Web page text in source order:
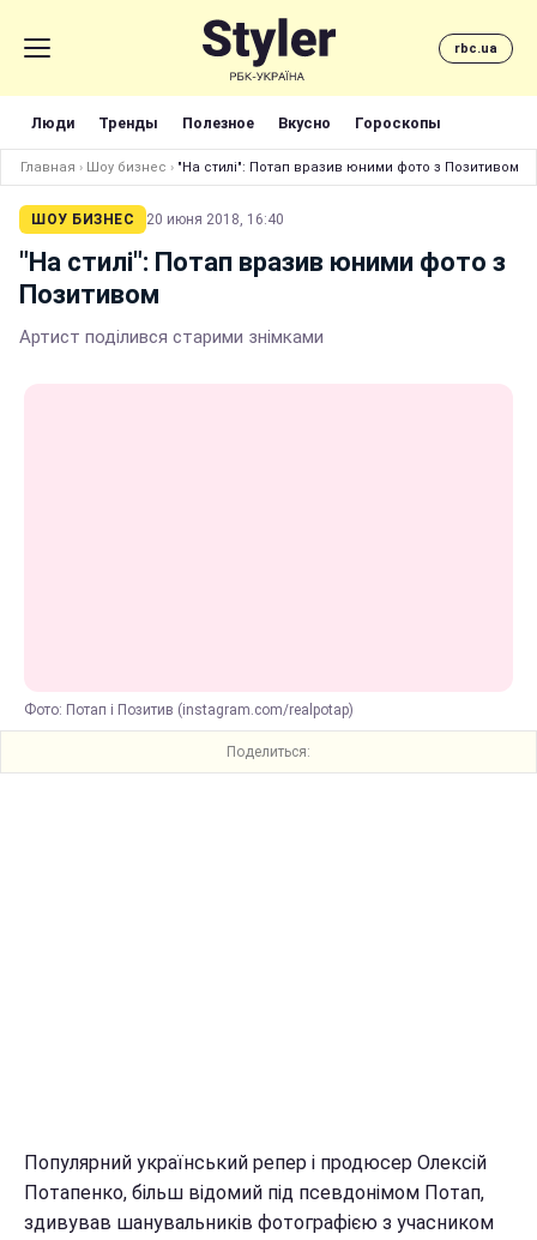
rbc.ua
Люди Тренды Полезное Вкусно Гороскопы
Главная › Шоу бизнес › "На стилі": Потап вразив юними фото з Позитивом
ШОУ БИЗНЕС 20 июня 2018, 16:40
"На стилі": Потап вразив юними фото з
Позитивом
Артист поділився старими знімками
Фото: Потап і Позитив (instagram.com/realpotap)
Поделиться:
Популярний український репер і продюсер Олексій
Потапенко, більш відомий під псевдонімом Потап,
здивував шанувальників фотографією з учасником